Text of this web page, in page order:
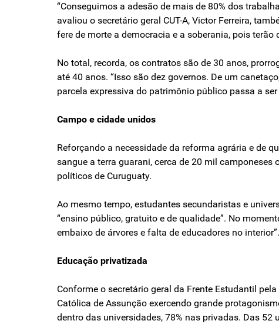
“Conseguimos a adesão de mais de 80% dos
avaliou o secretário geral CUT-A, Victor Ferreira,
fere de morte a democracia e a soberania, pois
No total, recorda, os contratos são de 30 anos,
até 40 anos. “Isso são dez governos. De um
parcela expressiva do patrimônio público passa a
Campo e cidade unidos
Reforçando a necessidade da reforma agrária e de
sangue a terra guarani, cerca de 20 mil
políticos de Curuguaty.
Ao mesmo tempo, estudantes secundaristas e
“ensino público, gratuito e de qualidade”. No
embaixo de árvores e falta de educadores no interior”.
Educação privatizada
Conforme o secretário geral da Frente Estudantil
Católica de Assunção exercendo grande
dentro das universidades, 78% nas privadas. Das